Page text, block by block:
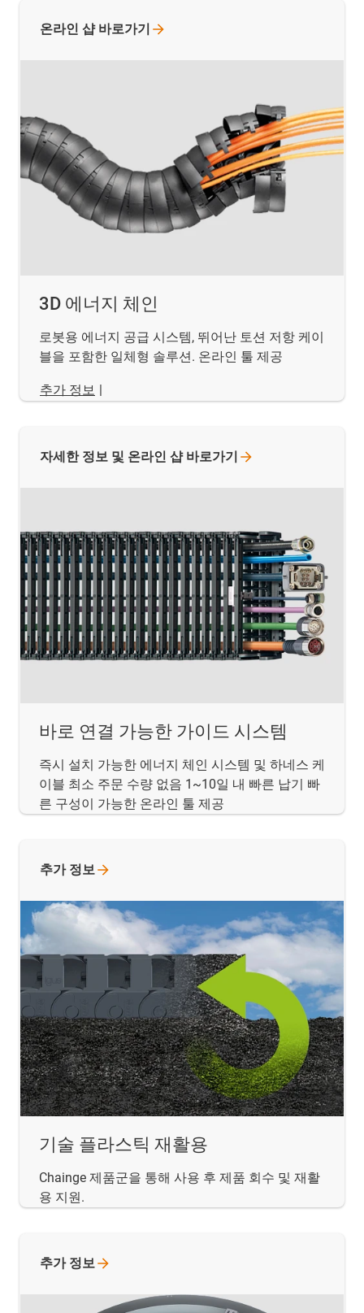
3D 에너지 체인
로봇용 에너지 공급 시스템, 뛰어난 토션 저항 케이
블을 포함한 일체형 솔루션. 온라인 툴 제공
추가 정보 |
온라인 샵 바로가기
바로 연결 가능한 가이드 시스템
즉시 설치 가능한 에너지 체인 시스템 및 하네스 케
이블 최소 주문 수량 없음 1~10일 내 빠른 납기 빠
른 구성이 가능한 온라인 툴 제공
자세한 정보 및 온라인 샵 바로가기
기술 플라스틱 재활용
Chainge 제품군을 통해 사용 후 제품 회수 및 재활
용 지원.
추가 정보
추가 정보